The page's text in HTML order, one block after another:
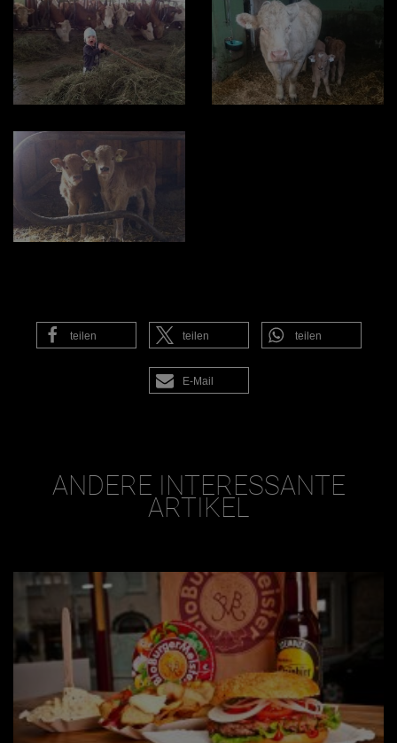
teilen teilen teilen
E-Mail
ANDERE INTERESSANTE
ARTIKEL